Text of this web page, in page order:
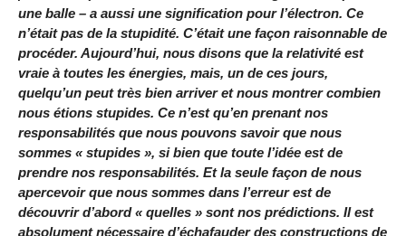
une balle – a aussi une signification pour l’électron. Ce
n’était pas de la stupidité. C’était une façon raisonnable de
procéder. Aujourd’hui, nous disons que la relativité est
vraie à toutes les énergies, mais, un de ces jours,
quelqu’un peut très bien arriver et nous montrer combien
nous étions stupides. Ce n’est qu’en prenant nos
responsabilités que nous pouvons savoir que nous
sommes « stupides », si bien que toute l’idée est de
prendre nos responsabilités. Et la seule façon de nous
apercevoir que nous sommes dans l’erreur est de
découvrir d’abord « quelles » sont nos prédictions. Il est
absolument nécessaire d’échafauder des constructions de